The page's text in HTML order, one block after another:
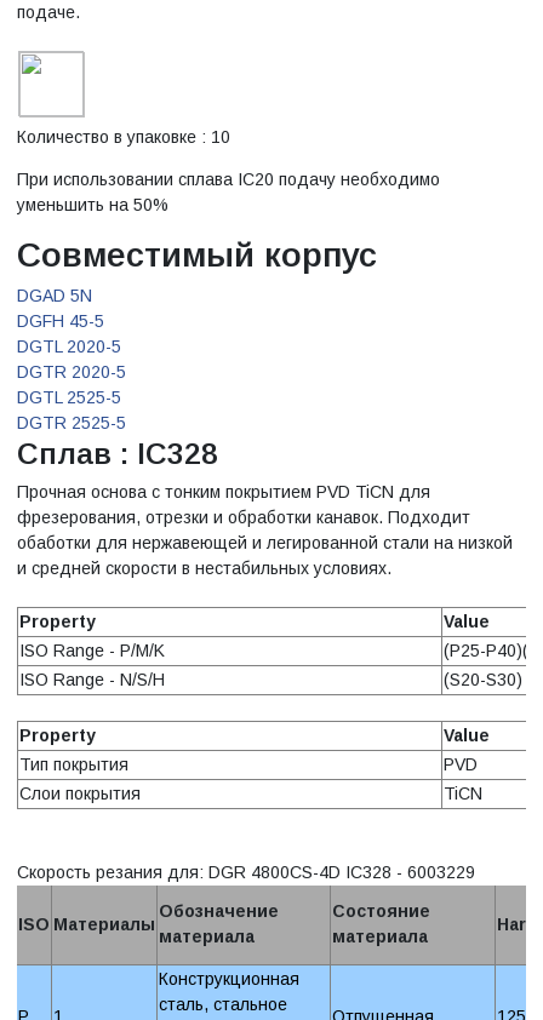
подаче.
Количество в упаковке : 10
При использовании сплава IC20 подачу необходимо
уменьшить на 50%
Совместимый корпус
DGAD 5N
DGFH 45-5
DGTL 2020-5
DGTR 2020-5
DGTL 2525-5
DGTR 2525-5
Сплав : IC328
Прочная основа с тонким покрытием PVD TiCN для
фрезерования, отрезки и обработки канавок. Подходит
обаботки для нержавеющей и легированной стали на низкой
и средней скорости в нестабильных условиях.
Property
Value
ISO Range - P/M/K
(P25-
ISO Range - N/S/H
(S20-S30)
Property
Value
Тип покрытия
PVD
Слои покрытия
TiCN
Скорость резания для: DGR 4800CS-4D IC328 - 6003229
ISO Материалы
Обозначение
материала
Состояние
материала
P 1
Конструкционная
сталь, стальное
Отпущенная 125